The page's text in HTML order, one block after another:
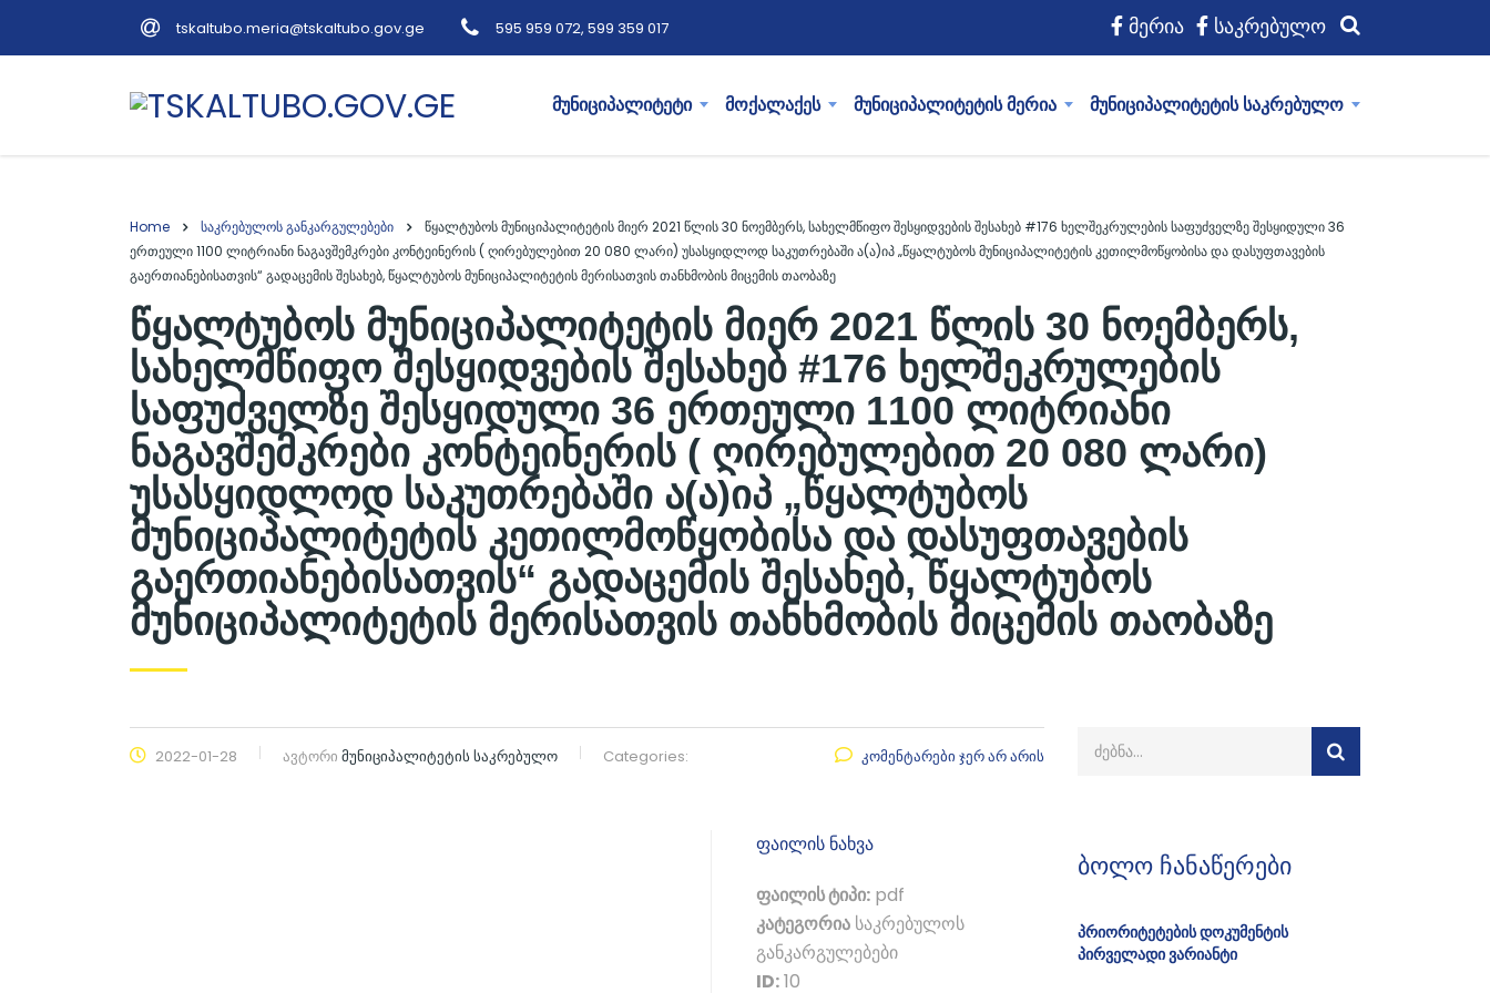
tskaltubo.meria@tskaltubo.gov.ge 595 959 072, 599 359 017 მერია საკრებულო
მუნიციპალიტეტი მოქალაქეს მუნიციპალიტეტის მერია მუნიციპალიტეტის საკრებულო
Home საკრებულოს განკარგულებები
წყალტუბოს მუნიციპალიტეტის მიერ 2021 წლის 30 ნოემბერს, სახელმწიფო შესყიდვების შესახებ #176 ხელშეკრულების საფუძველზე შესყიდული 36
ერთეული 1100 ლიტრიანი ნაგავშემკრები კონტეინერის ( ღირებულებით 20 080 ლარი) უსასყიდლოდ საკუთრებაში ა(ა)იპ „წყალტუბოს მუნიციპალიტეტის კეთილმოწყობისა და დასუფთავების
გაერთიანებისათვის“ გადაცემის შესახებ, წყალტუბოს მუნიციპალიტეტის მერისათვის თანხმობის მიცემის თაობაზე
წყალტუბოს მუნიციპალიტეტის მიერ 2021 წლის 30 ნოემბერს,
სახელმწიფო შესყიდვების შესახებ #176 ხელშეკრულების
საფუძველზე შესყიდული 36 ერთეული 1100 ლიტრიანი
ნაგავშემკრები კონტეინერის ( ღირებულებით 20 080 ლარი)
უსასყიდლოდ საკუთრებაში ა(ა)იპ „წყალტუბოს
მუნიციპალიტეტის კეთილმოწყობისა და დასუფთავების
გაერთიანებისათვის“ გადაცემის შესახებ, წყალტუბოს
მუნიციპალიტეტის მერისათვის თანხმობის მიცემის თაობაზე
2022-01-28 ავტორი მუნიციპალიტეტის საკრებულო Categories: კომენტარები ჯერ არ არის
ფაილის ნახვა
ფაილის ტიპი:pdf
კატეგორიასაკრებულოს
განკარგულებები
ID:10
ბოლო ჩანაწერები
პრიორიტეტების დოკუმენტის
პირველადი ვარიანტი